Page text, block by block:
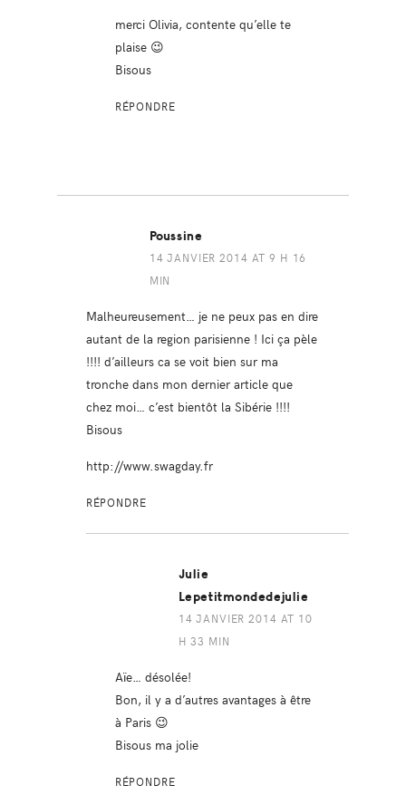
merci Olivia, contente qu’elle te
plaise 😉
Bisous
RÉPONDRE
Poussine
14 JANVIER 2014 AT 9 H 16
MIN
Malheureusement… je ne peux pas en dire
autant de la region parisienne ! Ici ça pèle
!!!! d’ailleurs ca se voit bien sur ma
tronche dans mon dernier article que
chez moi… c’est bientôt la Sibérie !!!!
Bisous
http://www.swagday.fr
RÉPONDRE
Julie
Lepetitmondedejulie
14 JANVIER 2014 AT 10
H 33 MIN
Aïe… désolée!
Bon, il y a d’autres avantages à être
à Paris 😉
Bisous ma jolie
RÉPONDRE